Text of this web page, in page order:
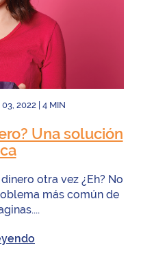
03, 2022 | 4 MIN
Una solución
otra vez ¿Eh? No
más común de